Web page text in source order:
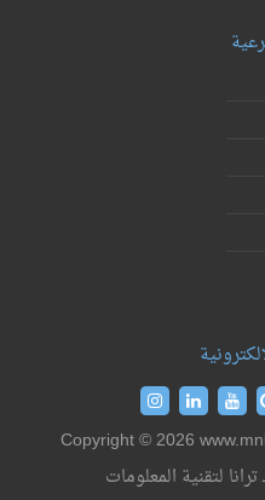
Copyright © 2026
لتقنية المعلومات